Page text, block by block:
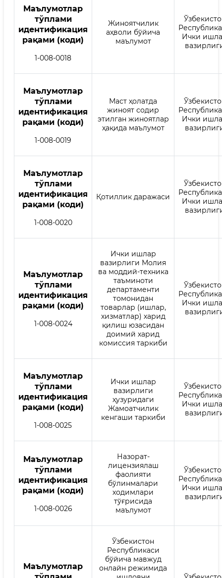
Mаълумотлар
тўплами
идентификация
рақами (коди)
1-008-0018
Жиноятчилик
аҳволи бўйича
маълумот
Ички
Mаълумотлар
тўплами
идентификация
рақами (коди)
1-008-0019
Маст ҳолатда
жиноят содир
этилган жиноятлар
ҳақида маълумот
Ички
Mаълумотлар
тўплами
идентификация
рақами (коди)
1-008-0020
Қотиллик даражаси
Ички
Mаълумотлар
тўплами
идентификация
рақами (коди)
1-008-0024
Ички ишлар
вазирлиги Молия
ва моддий-техника
таъминоти
департаменти
томонидан
товарлар (ишлар,
хизматлар) харид
қилиш юзасидан
доимий харид
комиссия таркиби
Ички
Mаълумотлар
тўплами
идентификация
рақами (коди)
1-008-0025
Ички ишлар
вазирлиги
ҳузуридаги
Жамоатчилик
кенгаши таркиби
Ички
Mаълумотлар
тўплами
идентификация
рақами (коди)
1-008-0026
Назорат-
лицензиялаш
фаолияти
бўлинмалари
ходимлари
тўғрисида
маълумот
Ички
Mаълумотлар
Ўзбекистон
Республикаси
бўйича мавжуд
онлайн режимида